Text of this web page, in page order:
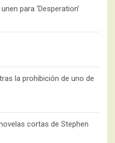
para ‘Desperation’
la prohibición de uno de
cortas de Stephen